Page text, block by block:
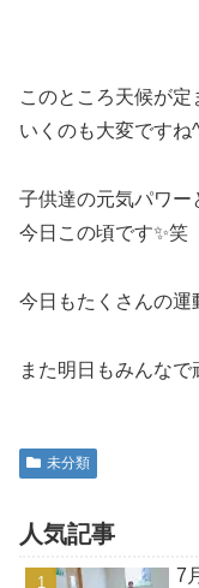
このところ天候が
いくのも大変ですね
子供達の元気パワー
今日この頃です✨笑
今日もたくさんの
また明日もみんな
未分類
人気記事
7